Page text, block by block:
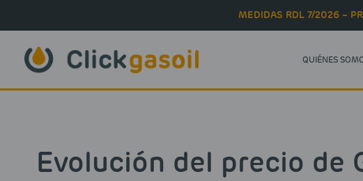
MEDIDAS RDL 7/2026 –
QUIÉNES
Evolución del precio de